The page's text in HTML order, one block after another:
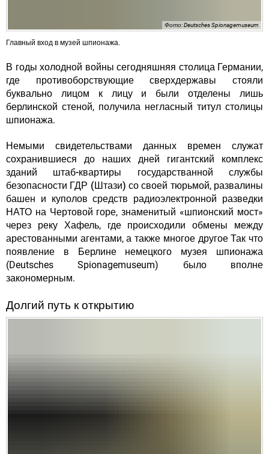
Фото: Deutsches Spionagemuseum
Главный вход в музей шпионажа.
В годы холодной войны сегодняшняя столица Германии,
где противоборствующие сверхдержавы стояли
буквально лицом к лицу и были отделены лишь
берлинской стеной, получила негласный титул столицы
шпионажа.
Немыми свидетельствами данных времен служат
сохранившиеся до наших дней гигантский комплекс
зданий штаб-квартиры государстванной службы
безопасности ГДР (Штази) со своей тюрьмой, развалины
башен и куполов средств радиоэлектронной разведки
НАТО на Чертовой горе, знаменитый «шпионский мост»
через реку Хафель, где происходили обмены между
арестованными агентами, а также многое другое Так что
появление в Берлине немецкого музея шпионажа
(Deutsches Spionagemuseum) было вполне
закономерным.
Долгий путь к открытию